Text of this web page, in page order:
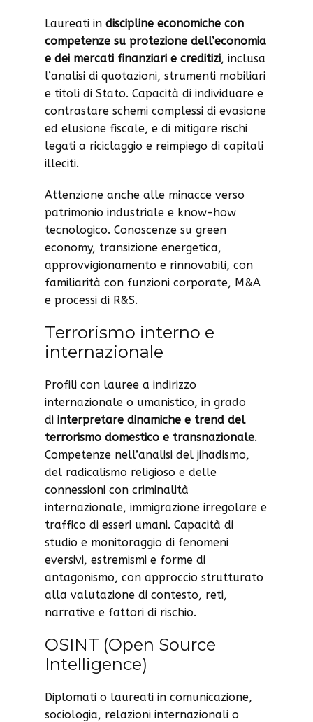
Laureati in discipline economiche con
competenze su protezione dell’economia
e dei mercati finanziari e creditizi, inclusa
l’analisi di quotazioni, strumenti mobiliari
e titoli di Stato. Capacità di individuare e
contrastare schemi complessi di evasione
ed elusione fiscale, e di mitigare rischi
legati a riciclaggio e reimpiego di capitali
illeciti.
Attenzione anche alle minacce verso
patrimonio industriale e know-how
tecnologico. Conoscenze su green
economy, transizione energetica,
approvvigionamento e rinnovabili, con
familiarità con funzioni corporate, M&A
e processi di R&S.
Terrorismo interno e
internazionale
Profili con lauree a indirizzo
internazionale o umanistico, in grado
di interpretare dinamiche e trend del
terrorismo domestico e transnazionale.
Competenze nell’analisi del jihadismo,
del radicalismo religioso e delle
connessioni con criminalità
internazionale, immigrazione irregolare e
traffico di esseri umani. Capacità di
studio e monitoraggio di fenomeni
eversivi, estremismi e forme di
antagonismo, con approccio strutturato
alla valutazione di contesto, reti,
narrative e fattori di rischio.
OSINT (Open Source
Intelligence)
Diplomati o laureati in comunicazione,
sociologia, relazioni internazionali o